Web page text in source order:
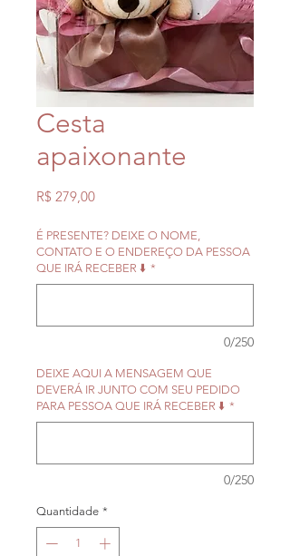
Cesta
apaixonante
R$ 279,00Preço
É PRESENTE? DEIXE O NOME,
CONTATO E O ENDEREÇO DA PESSOA
QUE IRÁ RECEBER ⬇️ *
0/250
DEIXE AQUI A MENSAGEM QUE
DEVERÁ IR JUNTO COM SEU PEDIDO
PARA PESSOA QUE IRÁ RECEBER ⬇️ *
0/250
Quantidade *